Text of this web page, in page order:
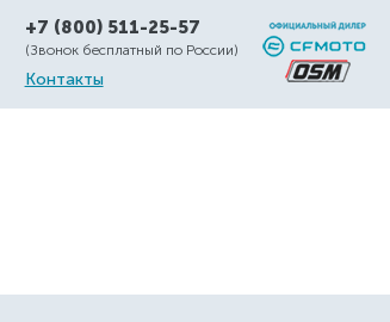
+7 (800) 511-25-57
(Звонок бесплатный по России)
Контакты